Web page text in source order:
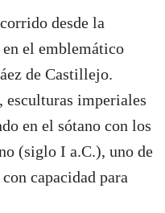
desde la
el emblemático
de Castillejo.
esculturas imperiales
en el sótano con los
(siglo I a.C.), uno de
capacidad para